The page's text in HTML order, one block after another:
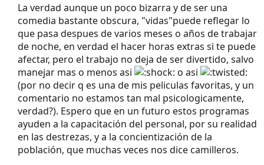
La verdad aunque un poco bizarra y de ser una
comedia bastante obscura, "vidas"puede reflegar lo
que pasa despues de varios meses o años de trabajar
de noche, en verdad el hacer horas extras si te puede
afectar, pero el trabajo no deja de ser divertido, salvo
manejar mas o menos asi
o asi
(por no decir q es una de mis peliculas favoritas, y un
comentario no estamos tan mal psicologicamente,
verdad?). Espero que en un futuro estos programas
ayuden a la capacitación del personal, por su realidad
en las destrezas, y a la concientización de la
población, que muchas veces nos dice camilleros.